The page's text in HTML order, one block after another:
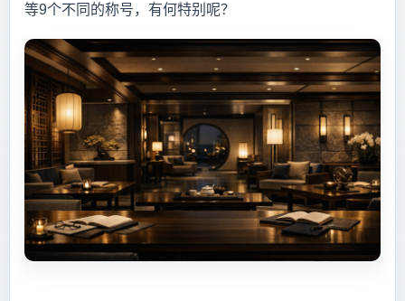
等9个不同的称号，有何特别呢？